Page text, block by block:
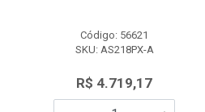
Código: 56621
SKU: AS218PX-A
R$ 4.719,17